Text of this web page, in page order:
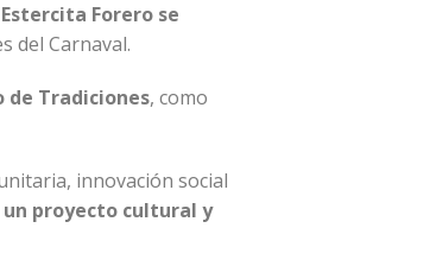
Forero se
del Carnaval.
de Tradiciones, como
innovación social
proyecto cultural y